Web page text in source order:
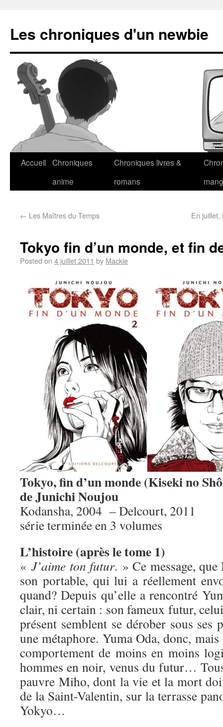
Les chroniques d'un newbie
Accueil Chroniques
anime
Chroniques livres &
romans
← Les Maîtres du Temps En juillet,
Tokyo fin d’un monde, et fin
Posted on 4 juillet 2011 by Mackie
Tokyo, fin d’un monde (Kiseki no
de Junichi Noujou
Kodansha, 2004 – Delcourt, 2011
série terminée en 3 volumes
L’histoire (après le tome 1)
«J’aime ton futur. » Ce message,
son portable, qui lui a réellement
quand? Depuis qu’elle a rencontré
clair, ni certain : son fameux futur,
présent semblent se dérober sous
une métaphore. Yuma Oda, donc, mais
comportement de moins en moins
hommes en noir, venus du futur…
pauvre Miho, dont la vie et la mort
de la Saint-Valentin, sur la terrasse
Yokyo…